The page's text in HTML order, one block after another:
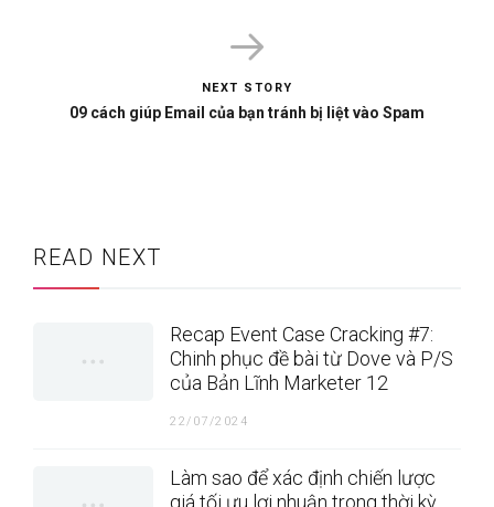
NEXT STORY
09 cách giúp Email của bạn tránh bị liệt vào Spam
READ NEXT
Recap Event Case Cracking #7:
Chinh phục đề bài từ Dove và P/S
của Bản Lĩnh Marketer 12
22/07/2024
Làm sao để xác định chiến lược
giá tối ưu lợi nhuận trong thời kỳ